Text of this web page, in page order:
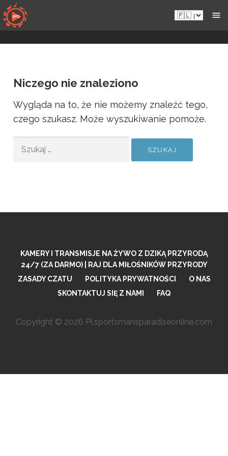
Przejdź
do
zawartości
Pl.sportsmansparadiseonline.com
Niczego nie znaleziono
Wygląda na to, że nie możemy znaleźć tego,
czego szukasz. Może wyszukiwanie pomoże.
KAMERY I TRANSMISJE NA ŻYWO Z DZIKĄ PRZYRODĄ
24/7 (ZA DARMO) | RAJ DLA MIŁOŚNIKÓW PRZYRODY
ZASADY CZATU
POLITYKA PRYWATNOŚCI
O NAS
SKONTAKTUJ SIĘ Z NAMI
FAQ
Copyright © 2026 Pl.sportsmansparadiseonline.com